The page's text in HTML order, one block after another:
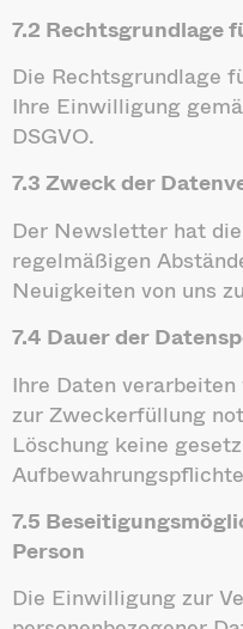
7.2 Rechtsgrundlage
Die Rechtsgrundlage
Ihre Einwilligung
DSGVO.
7.3 Zweck der
Der Newsletter hat
regelmäßigen
Neuigkeiten von uns
7.4 Dauer der
Ihre Daten
zur Zweckerfüllung
Löschung keine
7.5
Person
Die Einwilligung zur